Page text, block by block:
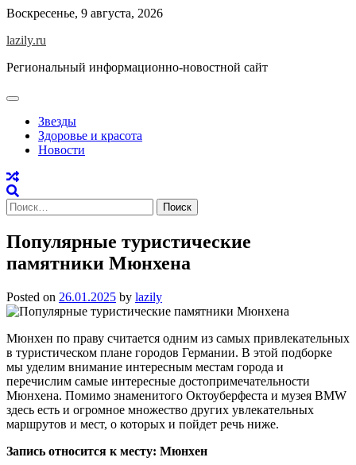
Skip
content
Воскресенье, 9 августа, 2026
lazily.ru
Региональный информационно-новостной сайт
Звезды
Здоровье и красота
Новости
Найти:
Популярные туристические
памятники Мюнхена
Posted on 26.01.2025 by lazily
Мюнхен по праву считается одним из самых привлекательных
в туристическом плане городов Германии. В этой подборке
мы уделим внимание интересным местам города и
перечислим самые интересные достопримечательности
Мюнхена. Помимо знаменитого Октоуберфеста и музея BMW
здесь есть и огромное множество других увлекательных
маршрутов и мест, о которых и пойдет речь ниже.
Запись относится к месту: Мюнхен